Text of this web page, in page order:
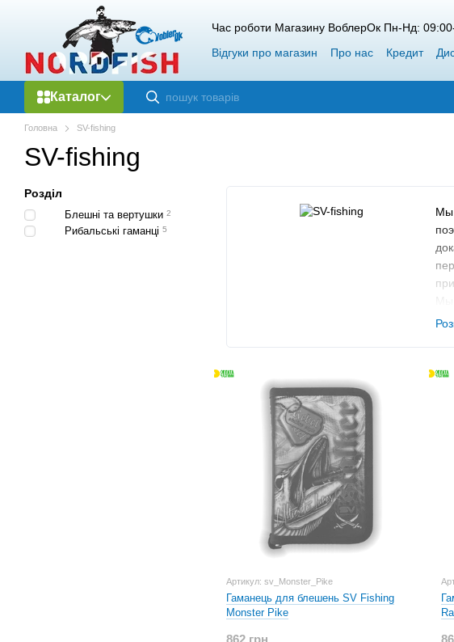
Перейти до основного контенту
Час роботи Магазину ВоблерОк Пн-Нд:
Відгуки про магазин
Про нас Кредит
Каталог
Головна SV-fishing
SV-fishing
Мы
Артикул: sv_Monster_Pike
Гаманець для блешень SV Fishing
Monster Pike
862 грн
Розділ
Блешні та вертушки 2
Рибальські гаманці 5